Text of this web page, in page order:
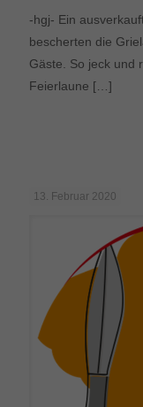
-hgj- Ein
bescherten die
Gäste. So jeck und
Feierlaune […]
13. Februar 2020